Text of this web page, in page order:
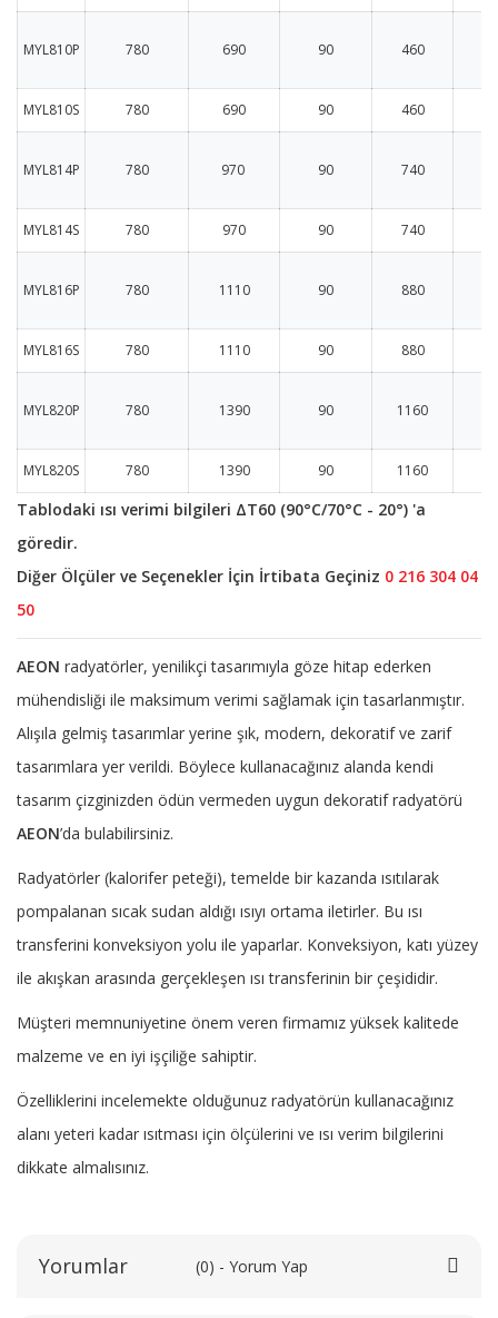
MYL810P 780 690 90 460
MYL810S 780 690 90 460
MYL814P 780 970 90 740
MYL814S 780 970 90 740
MYL816P 780 1110 90 880
MYL816S 780 1110 90 880
MYL820P 780 1390 90 1160
MYL820S 780 1390 90 1160
Tablodaki ısı verimi bilgileri ΔT60 (90°C/70°C - 20°) 'a
göredir.
Diğer Ölçüler ve Seçenekler İçin İrtibata Geçiniz 0 216 304 04
50
AEON radyatörler, yenilikçi tasarımıyla göze hitap ederken
mühendisliği ile maksimum verimi sağlamak için tasarlanmıştır.
Alışıla gelmiş tasarımlar yerine şık, modern, dekoratif ve zarif
tasarımlara yer verildi. Böylece kullanacağınız alanda kendi
tasarım çizginizden ödün vermeden uygun dekoratif radyatörü
AEON’da bulabilirsiniz.
Radyatörler (kalorifer peteği), temelde bir kazanda ısıtılarak
pompalanan sıcak sudan aldığı ısıyı ortama iletirler. Bu ısı
transferini konveksiyon yolu ile yaparlar. Konveksiyon, katı yüzey
ile akışkan arasında gerçekleşen ısı transferinin bir çeşididir.
Müşteri memnuniyetine önem veren firmamız yüksek kalitede
malzeme ve en iyi işçiliğe sahiptir.
Özelliklerini incelemekte olduğunuz radyatörün kullanacağınız
alanı yeteri kadar ısıtması için ölçülerini ve ısı verim bilgilerini
dikkate almalısınız.
Yorumlar (0) - Yorum Yap